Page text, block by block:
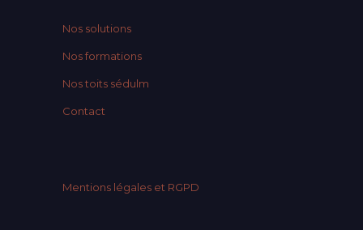
Nos solutions
Nos formations
Nos toits sédulm
Contact
Mentions légales et RGPD